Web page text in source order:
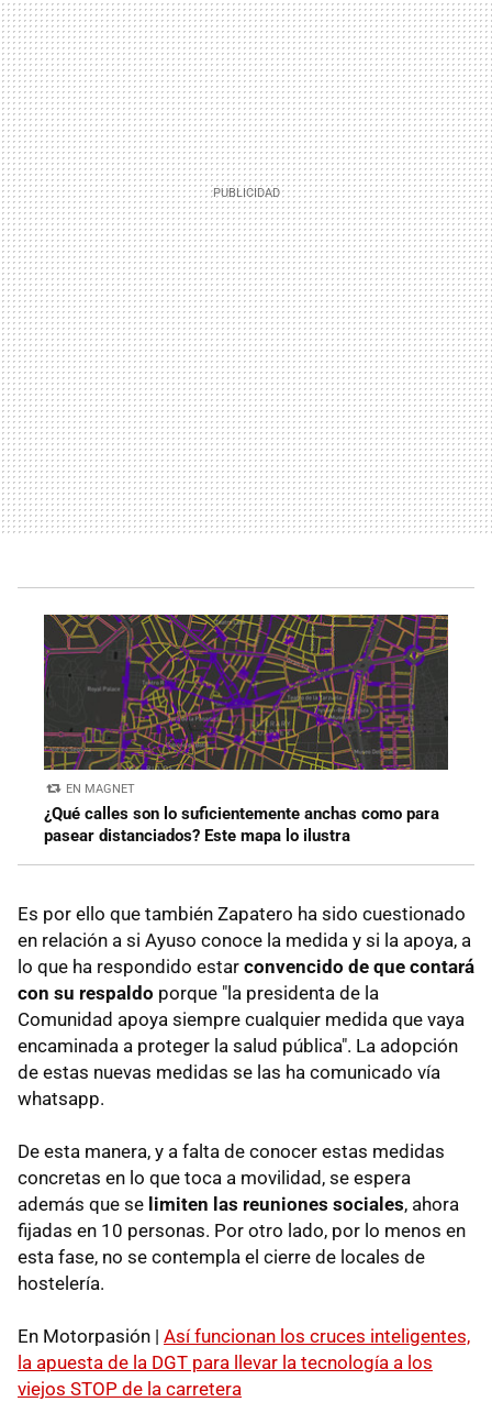
EN MAGNET
¿Qué calles son lo suficientemente anchas como para
pasear distanciados? Este mapa lo ilustra
Es por ello que también Zapatero ha sido cuestionado
en relación a si Ayuso conoce la medida y si la apoya, a
lo que ha respondido estar convencido de que contará
con su respaldo porque "la presidenta de la
Comunidad apoya siempre cualquier medida que vaya
encaminada a proteger la salud pública". La adopción
de estas nuevas medidas se las ha comunicado vía
whatsapp.
De esta manera, y a falta de conocer estas medidas
concretas en lo que toca a movilidad, se espera
además que se limiten las reuniones sociales, ahora
fijadas en 10 personas. Por otro lado, por lo menos en
esta fase, no se contempla el cierre de locales de
hostelería.
En Motorpasión | Así funcionan los cruces inteligentes,
la apuesta de la DGT para llevar la tecnología a los
viejos STOP de la carretera